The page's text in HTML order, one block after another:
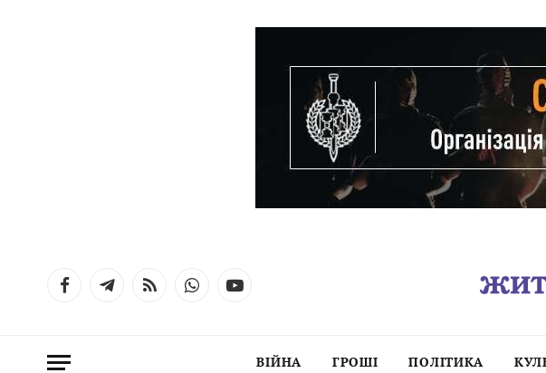
FacebookTelegramRSS WhatsAppYouTube
ВІЙНА ГРОШІ ПОЛІТИКА